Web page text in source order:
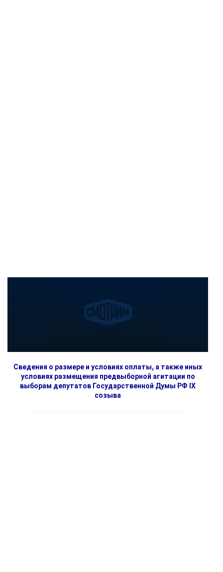
Сведения о размере и условиях оплаты, а также иных
условиях размещения предвыборной агитации по
выборам депутатов Государственной Думы РФ IX
созыва